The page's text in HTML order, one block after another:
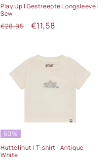
Play Up | Gestreepte Longsleeve |
Sew
Normale
€28,95 Aanbiedingsprijs
€11,58
60%
Huttelihut | T-shirt | Antique
White